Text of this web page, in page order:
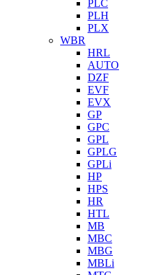
PLC
PLH
PLX
WBR
HRL
AUTO
DZF
EVF
EVX
GP
GPC
GPL
GPLG
GPLi
HP
HPS
HR
HTL
MB
MBC
MBG
MBLi